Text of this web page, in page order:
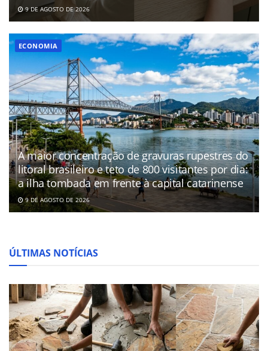
9 DE AGOSTO DE 2026
ECONOMIA
A maior concentração de gravuras rupestres do
litoral brasileiro e teto de 800 visitantes por dia:
a ilha tombada em frente à capital catarinense
9 DE AGOSTO DE 2026
ÚLTIMAS NOTÍCIAS